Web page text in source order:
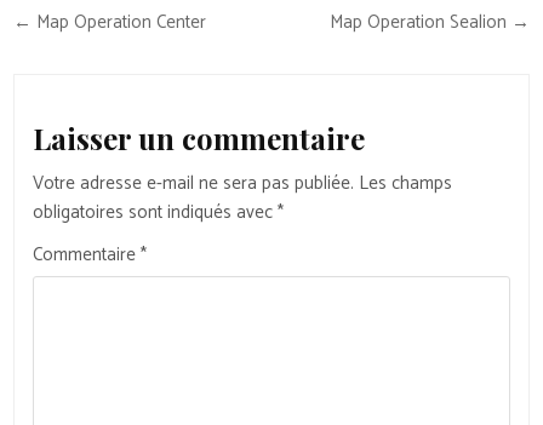
Navigation
← Map Operation Center Map Operation Sealion →
Laisser un commentaire
Votre adresse e-mail ne sera pas publiée. Les champs
obligatoires sont indiqués avec*
Commentaire*